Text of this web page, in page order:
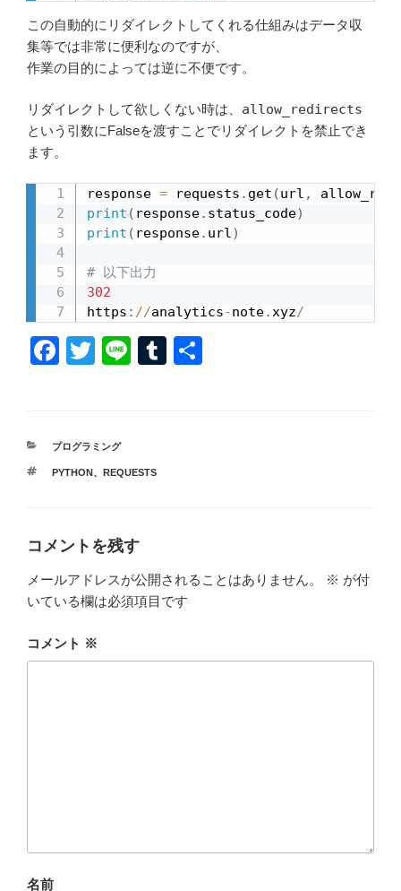
この自動的にリダイレクトしてくれる仕組みはデータ収
集等では非常に便利なのですが、
作業の目的によっては逆に不便です。
リダイレクトして欲しくない時は、 allow_redirects
という引数にFalseを渡すことでリダイレクトを禁止でき
ます。
response = requests . get (url ,
print ( response. status_code)
print ( response. url)
# 以下出力
302
https : //analytics-note.xyz/
F
e
b
k
T
er
Li
T
カ
ゴ
プログラミング
タ
PYTHON、 REQUESTS
コメントを残す
メールアドレスが公開されることはありません。 ※ が付
いている欄は必須項目です
コメント ※
名前